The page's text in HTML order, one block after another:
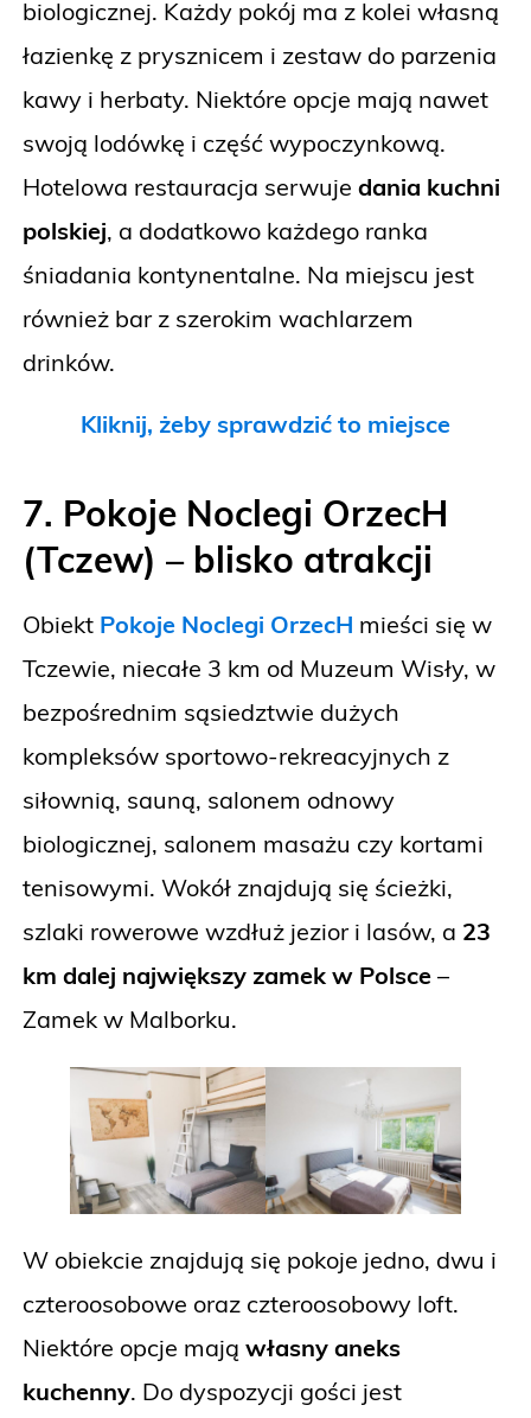
biologicznej. Każdy pokój ma z kolei własną
łazienkę z prysznicem i zestaw do parzenia
kawy i herbaty. Niektóre opcje mają nawet
swoją lodówkę i część wypoczynkową.
Hotelowa restauracja serwuje dania kuchni
polskiej, a dodatkowo każdego ranka
śniadania kontynentalne. Na miejscu jest
również bar z szerokim wachlarzem
drinków.
Kliknij, żeby sprawdzić to miejsce
7. Pokoje Noclegi OrzecH
(Tczew) – blisko atrakcji
Obiekt Pokoje Noclegi OrzecH mieści się w
Tczewie, niecałe 3 km od Muzeum Wisły, w
bezpośrednim sąsiedztwie dużych
kompleksów sportowo-rekreacyjnych z
siłownią, sauną, salonem odnowy
biologicznej, salonem masażu czy kortami
tenisowymi. Wokół znajdują się ścieżki,
szlaki rowerowe wzdłuż jezior i lasów, a 23
km dalej największy zamek w Polsce –
Zamek w Malborku.
W obiekcie znajdują się pokoje jedno, dwu i
czteroosobowe oraz czteroosobowy loft.
Niektóre opcje mają własny aneks
kuchenny. Do dyspozycji gości jest